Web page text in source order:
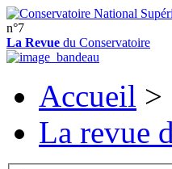
n°7
La Revue du Conservatoire
Accueil >
La revue